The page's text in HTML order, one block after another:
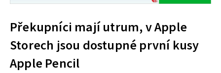
Překupníci mají utrum, v Apple
Storech jsou dostupné první kusy
Apple Pencil